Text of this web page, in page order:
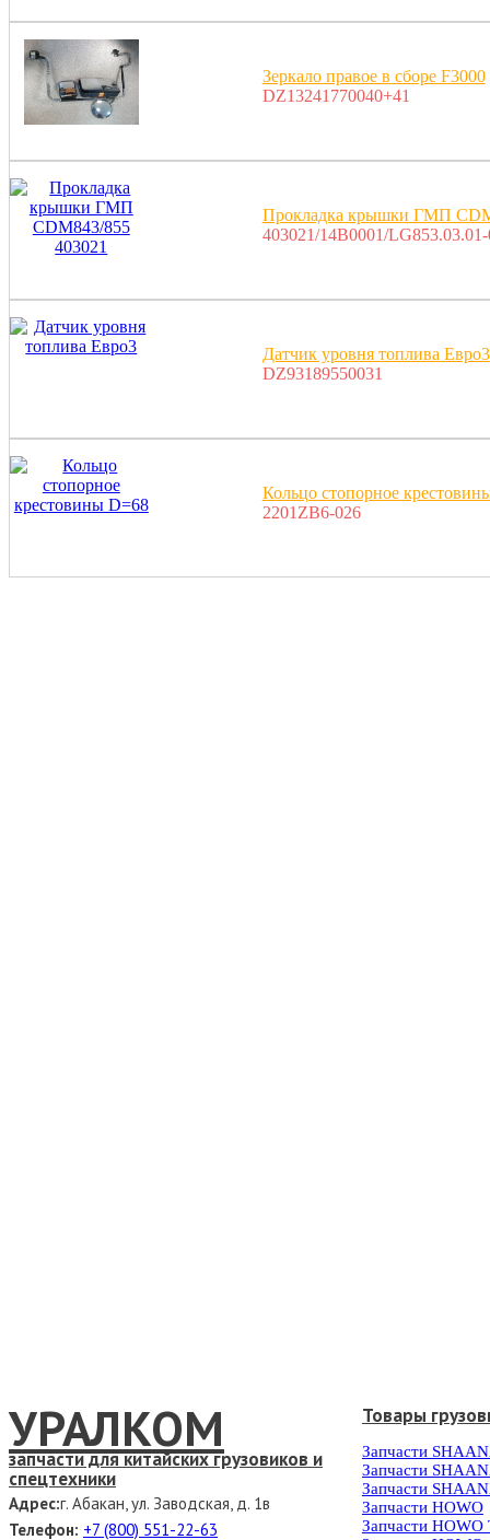
Зеркало правое в сборе F3000
DZ13241770040+41
Прокладка крышки ГМП
403021/14B0001/
Датчик уровня топлива Евро3
DZ93189550031
Кольцо стопорное
2201ZB6-026
УРАЛКОМ
запчасти для китайских грузовиков и
спецтехники
Адрес:г. Абакан, ул. Заводская, д. 1в
Телефон: +7 (800) 551-22-63
Товары
Запчасти
Запчасти
Запчасти
Запчасти HOWO
Запчасти HOWO